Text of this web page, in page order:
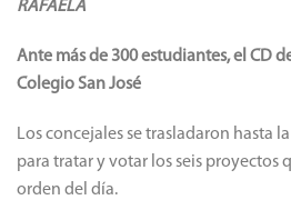
RAFAELA
Ante más de 300 estudiantes, el CD
Colegio San José
Los concejales se trasladaron hasta
para tratar y votar los seis proyectos
orden del día.